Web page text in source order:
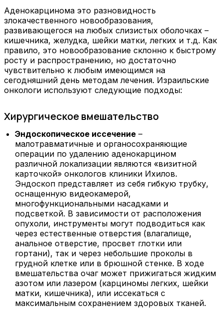
Аденокарцинома это разновидность
злокачественного новообразования,
развивающегося на любых слизистых оболочках –
кишечника, желудка, шейки матки, легких и т.д. Как
правило, это новообразование склонно к быстрому
росту и распространению, но достаточно
чувствительно к любым имеющимся на
сегодняшний день методам лечения. Израильские
онкологи используют следующие подходы:
Хирургическое вмешательство
Эндоскопическое иссечение –
малотравматичные и органосохраняющие
операции по удалению аденокарцином
различной локализации являются «визитной
карточкой» онкологов клиники Ихилов.
Эндоскоп представляет из себя гибкую трубку,
оснащенную видеокамерой,
многофункциональными насадками и
подсветкой. В зависимости от расположения
опухоли, инструменты могут подводиться как
через естественные отверстия (влагалище,
анальное отверстие, просвет глотки или
гортани), так и через небольшие проколы в
грудной клетке или в брюшной стенке. В ходе
вмешательства очаг может прижигаться жидким
азотом или лазером (карциномы легких, шейки
матки, кишечника), или иссекаться с
максимальным сохранением здоровых тканей.